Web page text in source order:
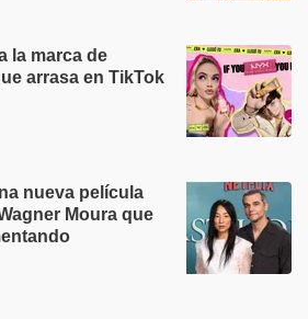
la marca de
arrasa en TikTok
nueva película
Moura que